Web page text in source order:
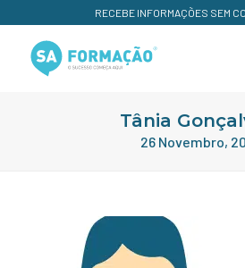
RECEBE INFORMAÇÕES SEM
Tânia
26 Novembro,